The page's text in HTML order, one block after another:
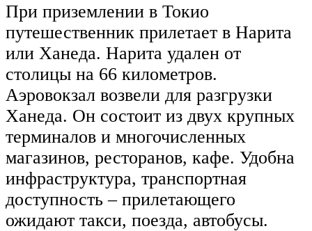
При приземлении в Токио
путешественник прилетает в Нарита
или Ханеда. Нарита удален от
столицы на 66 километров.
Аэровокзал возвели для разгрузки
Ханеда. Он состоит из двух крупных
терминалов и многочисленных
магазинов, ресторанов, кафе. Удобна
инфраструктура, транспортная
доступность – прилетающего
ожидают такси, поезда, автобусы.